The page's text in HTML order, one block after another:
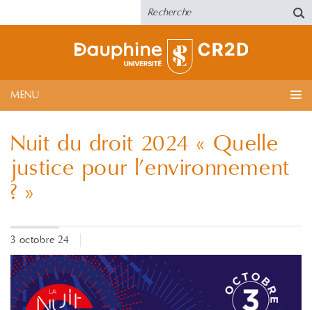
MENU
Nuit du droit 2024 « Quelle
justice pour l’environnement
? »
3 octobre 24